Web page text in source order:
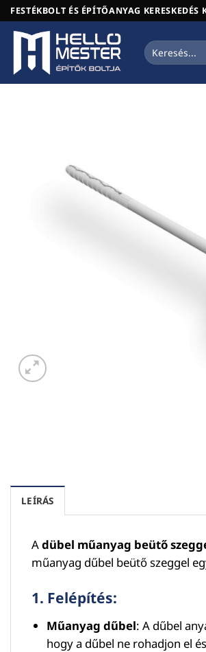
Skip
to
content
FESTÉKBOLT ÉS ÉPÍTŐANYAG KERESKEDÉS
Keresés
a
LEÍRÁS
Adübel műanyag beütő
műanyag dűbel beütő szeggel
1. Felépítés:
Műanyag dűbel: A dűbel
hogy a dűbel ne rohadjon el